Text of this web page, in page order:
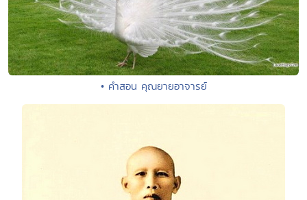
• คำสอน คุณยายอาจารย์